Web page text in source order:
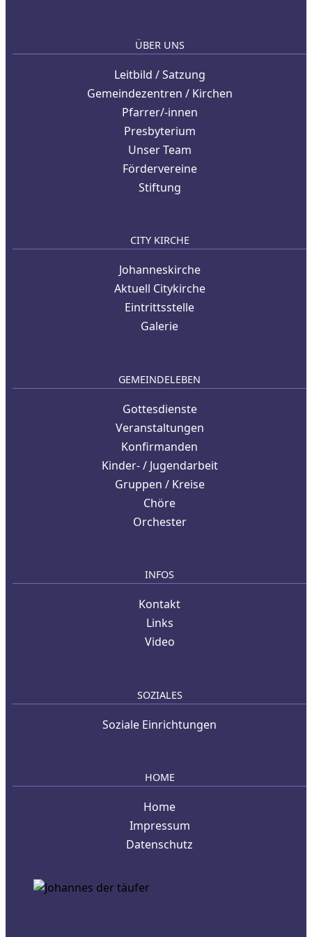
ÜBER UNS
Leitbild / Satzung
Gemeindezentren / Kirchen
Pfarrer/-innen
Presbyterium
Unser Team
Fördervereine
Stiftung
CITY KIRCHE
Johanneskirche
Aktuell Citykirche
Eintrittsstelle
Galerie
GEMEINDELEBEN
Gottesdienste
Veranstaltungen
Konfirmanden
Kinder- / Jugendarbeit
Gruppen / Kreise
Chöre
Orchester
INFOS
Kontakt
Links
Video
SOZIALES
Soziale Einrichtungen
HOME
Home
Impressum
Datenschutz